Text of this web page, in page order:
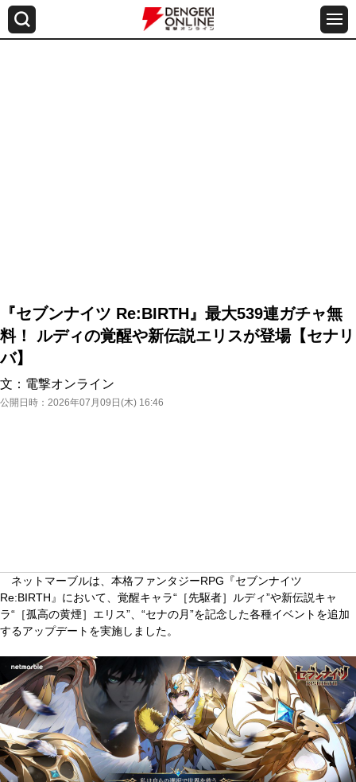
『セブンナイツ Re:BIRTH』最大539連ガチャ無
料！ ルディの覚醒や新伝説エリスが登場【セナリ
バ】
文： 電撃オンライン
公開日時： 2026年07月09日(木) 16:46
ネットマーブルは、本格ファンタジーRPG『セブンナイツ
Re:BIRTH』において、覚醒キャラ“［先駆者］ルディ”や新伝説キャ
ラ“［孤高の黄煙］エリス”、“セナの月”を記念した各種イベントを追加
するアップデートを実施しました。